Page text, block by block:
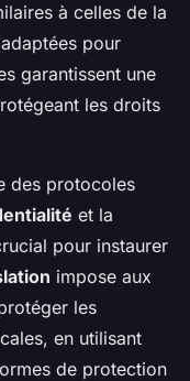
à celles de la
pour
garantissent une
les droits
des protocoles
et la
pour instaurer
impose aux
les
en utilisant
de protection